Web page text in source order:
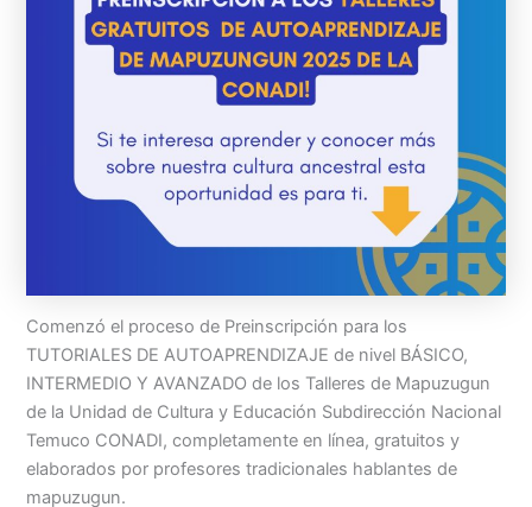
Comenzó el proceso de Preinscripción para los
TUTORIALES DE AUTOAPRENDIZAJE de nivel BÁSICO,
INTERMEDIO Y AVANZADO de los Talleres de Mapuzugun
de la Unidad de Cultura y Educación Subdirección Nacional
Temuco CONADI, completamente en línea, gratuitos y
elaborados por profesores tradicionales hablantes de
mapuzugun.